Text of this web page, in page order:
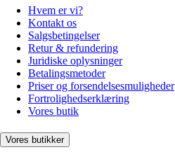
Hvem er vi?
Kontakt os
Salgsbetingelser
Retur & refundering
Juridiske oplysninger
Betalingsmetoder
Priser og forsendelsesmuligheder
Fortrolighedserklæring
Vores butik
Vores butikker